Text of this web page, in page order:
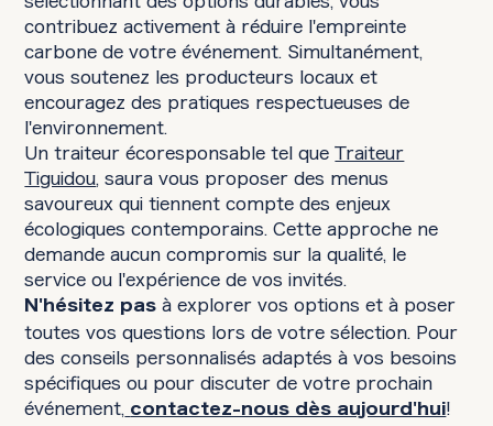
contribuez activement à réduire l'empreinte
carbone de votre événement. Simultanément,
vous soutenez les producteurs locaux et
encouragez des pratiques respectueuses de
l'environnement.
Un traiteur écoresponsable tel queTraiteur
Tiguidou, saura vous proposer des menus
savoureux qui tiennent compte des enjeux
écologiques contemporains. Cette approche ne
demande aucun compromis sur la qualité, le
service ou l'expérience de vos invités.
N'hésitez pasà explorer vos options et à poser
toutes vos questions lors de votre sélection. Pour
des conseils personnalisés adaptés à vos besoins
spécifiques ou pour discuter de votre prochain
événement, contactez-nous dès aujourd'hui!